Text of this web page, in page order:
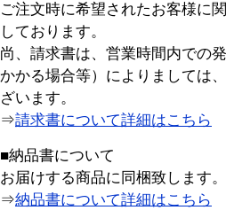
ご注文時に希望されたお客様に
しております。
尚、請求書は、営業時間内での
かかる場合等）によりましては
ざいます。
⇒請求書について詳細はこちら
■納品書について
お届けする商品に同梱致します。
⇒納品書について詳細はこちら